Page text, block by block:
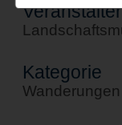
Veranstalter
Kategorie
Wanderungen